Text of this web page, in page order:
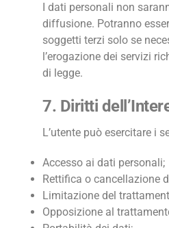
I dati personali non
diffusione. Potranno
soggetti terzi solo se
l’erogazione dei servizi
di legge.
7. Diritti
L’utente può esercitare i
Accesso ai dati personali;
Rettifica o cancellazione
Limitazione del
Opposizione al